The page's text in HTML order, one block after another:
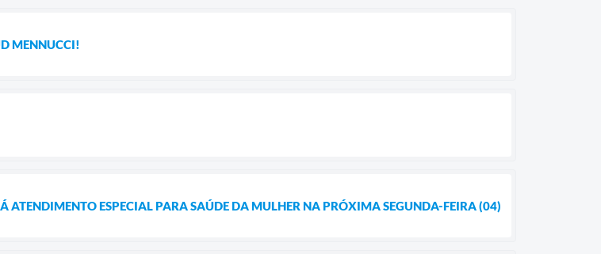
MENNUCCI!
ATENDIMENTO ESPECIAL PARA SAÚDE DA MULHER NA PRÓXIMA SEGUNDA-FEIRA (04)